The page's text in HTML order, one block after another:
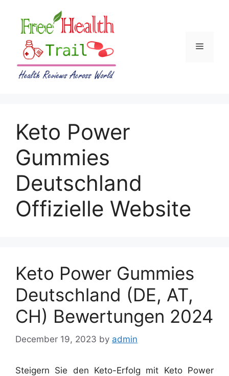
content
Menu
Keto Power
Gummies
Deutschland
Offizielle Website
Keto Power Gummies
Deutschland (DE, AT,
CH) Bewertungen 2024
December 19, 2023 by admin
Steigern Sie den Keto-Erfolg mit Keto Power